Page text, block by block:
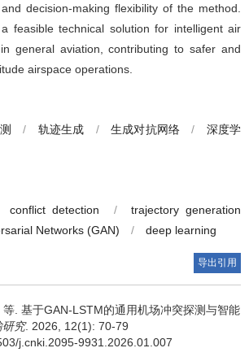
decision-making flexibility of the method.
feasible technical solution for intelligent air
general aviation, contributing to safer and
airspace operations.
/ 轨迹生成 / 生成对抗网络 /
深度学
conflict detection /
trajectory generation
Networks (GAN) / deep learning
导出引用
等 基于GAN-LSTM的通用机场冲突探测与智能
研究. 2026, 12(1): 70-79
j.cnki.2095-9931.2026.01.007